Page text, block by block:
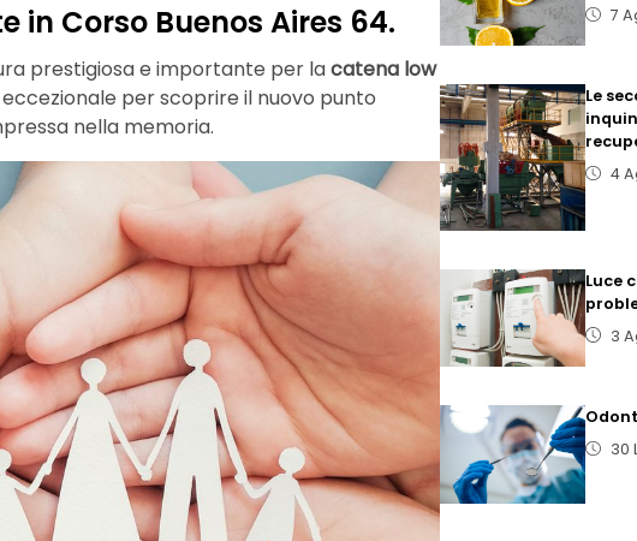
Corso Buenos Aires 64.
prestigiosa e importante per lacatena low
per scoprire il nuovo punto
nella memoria.
7
Le
4
Luce
3
30